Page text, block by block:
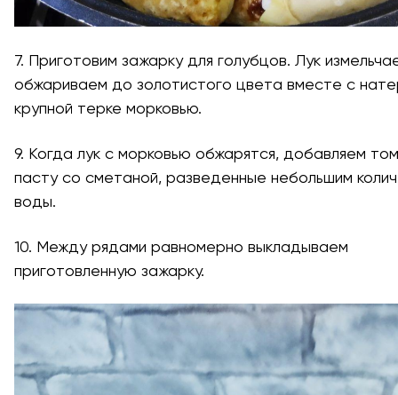
7. Приготовим зажарку для голубцов. Лук
обжариваем до золотистого цвета вместе с
крупной терке морковью.
9. Когда лук с морковью обжарятся, добавляем
пасту со сметаной, разведенные небольшим
воды.
10. Между рядами равномерно выкладываем
приготовленную зажарку.